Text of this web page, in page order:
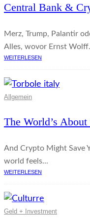
Central Bank &
Merz, Trump, Palantir
Alles, wovor Ernst
WEITERLESEN
Allgemein
The World’s
And Crypto Might Save
world feels...
WEITERLESEN
Geld + Investment